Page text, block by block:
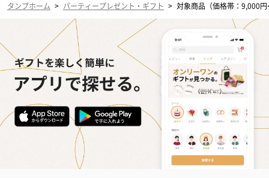
タンプホーム > パーティープレゼント・ギフト > 対象商品（価格帯：9,000